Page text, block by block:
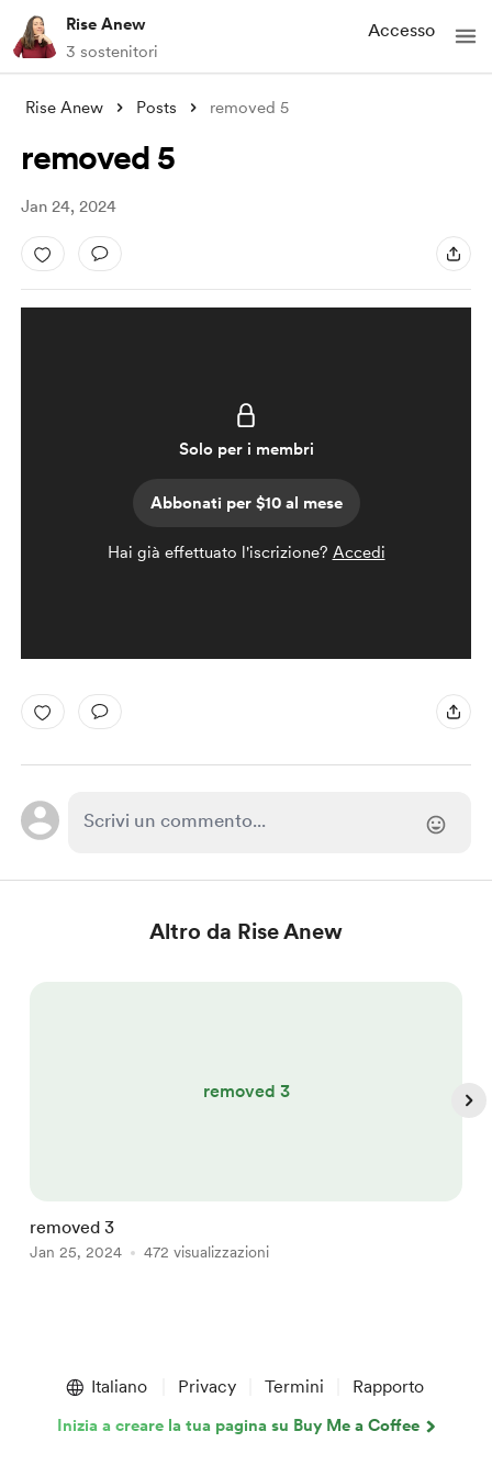
Rise Anew
3 sostenitori
Accesso
Rise Anew Posts removed 5
removed 5
Jan 24, 2024
Solo per i membri
Abbonati per $10 al mese
Hai già effettuato l'iscrizione? Accedi
Altro da Rise Anew
removed 3
removed 3
Jan 25, 2024 472 visualizzazioni
Italiano Privacy Termini Rapporto
Inizia a creare la tua pagina su Buy Me a Coffee